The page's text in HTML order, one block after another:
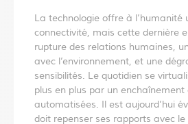
La technologie offre à l’humanité
connectivité, mais cette dernière
rupture des relations humaines,
avec l’environnement, et une
sensibilités. Le quotidien se
plus en plus par un enchaînement
automatisées. Il est aujourd’hui
doit repenser ses rapports avec